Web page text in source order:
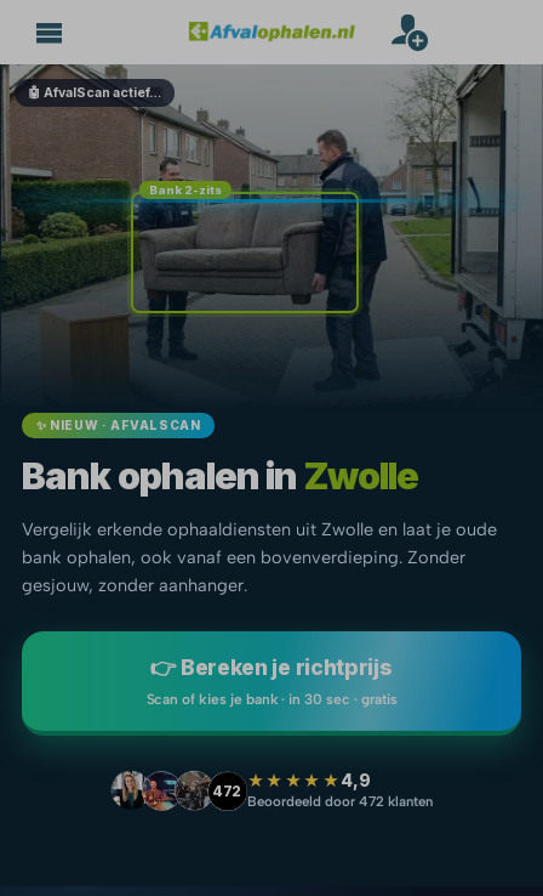
🤖 AfvalScan actief…
Bank 2-zits
✨ NIEUW · AFVALSCAN
Bank ophalen in Zwolle
Vergelijk erkende ophaaldiensten uit Zwolle en laat je oude
bank ophalen, ook vanaf een bovenverdieping. Zonder
gesjouw, zonder aanhanger.
👉 Bereken je richtprijs
Scan of kies je bank · in 30 sec · gratis
472 ★★★★★4,9
Beoordeeld door 472 klanten